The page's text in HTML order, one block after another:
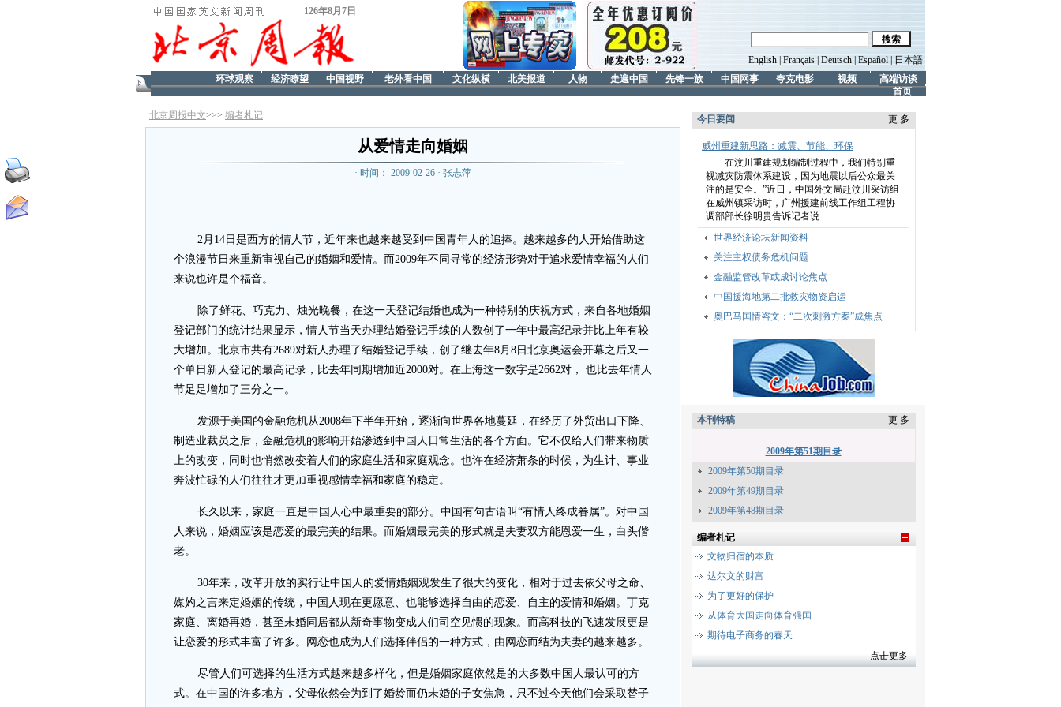
126年8月7日
English Français Deutsch Español
日本語
高端访谈
视频
夸克电影
中国网事
先锋一族
走遍中国
人物
北美报道
文化纵横
老外看中国
中国视野
经济瞭望
环球观察
首页
北京周报中文>>> 编者札记
从爱情走向婚姻
· 时间： 2009-02-26 · 张志萍
2月14日是西方的情人节，近年来也越来越受到中国青年人的追捧。越来越多的人开始借助这
个浪漫节日来重新审视自己的婚姻和爱情。而2009年不同寻常的经济形势对于追求爱情幸福的人们
来说也许是个福音。
除了鲜花、巧克力、烛光晚餐，在这一天登记结婚也成为一种特别的庆祝方式，来自各地婚姻
登记部门的统计结果显示，情人节当天办理结婚登记手续的人数创了一年中最高纪录并比上年有较
大增加。北京市共有2689对新人办理了结婚登记手续，创了继去年8月8日北京奥运会开幕之后又一
个单日新人登记的最高记录，比去年同期增加近2000对。在上海这一数字是2662对， 也比去年情人
节足足增加了三分之一。
发源于美国的金融危机从2008年下半年开始，逐渐向世界各地蔓延，在经历了外贸出口下降、
制造业裁员之后，金融危机的影响开始渗透到中国人日常生活的各个方面。它不仅给人们带来物质
上的改变，同时也悄然改变着人们的家庭生活和家庭观念。也许在经济萧条的时候，为生计、事业
奔波忙碌的人们往往才更加重视感情幸福和家庭的稳定。
长久以来，家庭一直是中国人心中最重要的部分。中国有句古语叫“有情人终成眷属”。对中国
人来说，婚姻应该是恋爱的最完美的结果。而婚姻最完美的形式就是夫妻双方能恩爱一生，白头偕
老。
30年来，改革开放的实行让中国人的爱情婚姻观发生了很大的变化，相对于过去依父母之命、
媒妁之言来定婚姻的传统，中国人现在更愿意、也能够选择自由的恋爱、自主的爱情和婚姻。丁克
家庭、离婚再婚，甚至未婚同居都从新奇事物变成人们司空见惯的现象。而高科技的飞速发展更是
让恋爱的形式丰富了许多。网恋也成为人们选择伴侣的一种方式，由网恋而结为夫妻的越来越多。
尽管人们可选择的生活方式越来越多样化，但是婚姻家庭依然是的大多数中国人最认可的方
式。在中国的许多地方，父母依然会为到了婚龄而仍未婚的子女焦急，只不过今天他们会采取替子
今日要闻 更 多
威州重建新思路：减震、节能、环保
在汶川重建规划编制过程中，我们特别重
视减灾防震体系建设，因为地震以后公众最关
注的是安全。”近日，中国外文局赴汶川采访组
在威州镇采访时，广州援建前线工作组工程协
调部部长徐明贵告诉记者说
世界经济论坛新闻资料
关注主权债务危机问题
金融监管改革或成讨论焦点
中国援海地第二批救灾物资启运
奥巴马国情咨文：“二次刺激方案”成焦点
本刊特稿 更 多
2009年第51期目录
2009年第50期目录
2009年第49期目录
2009年第48期目录
编者札记
文物归宿的本质
达尔文的财富
为了更好的保护
从体育大国走向体育强国
期待电子商务的春天
点击更多